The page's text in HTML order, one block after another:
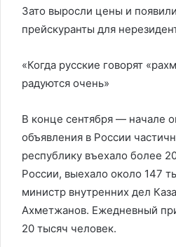
Зато выросли цены и
прейскуранты для
«Когда русские говорят
радуются очень»
В конце сентября — начале
объявления в России
республику въехало более
России, выехало около 147
министр внутренних дел
Ахметжанов. Ежедневный
20 тысяч человек.